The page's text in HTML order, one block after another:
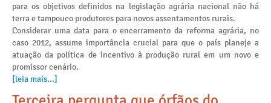
para os objetivos definidos na legislação agrária nacional não há
terra e tampouco produtores para novos assentamentos rurais.
Considerar uma data para o encerramento da reforma agrária, no
caso 2012, assume importância crucial para que o país planeje a
atuação da política de incentivo à produção rural em um novo e
promissor cenário.
[leia mais...]